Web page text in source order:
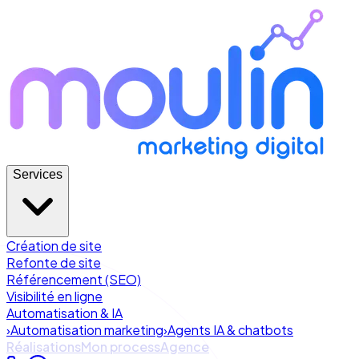
Services
Création de site
Refonte de site
Référencement (SEO)
Visibilité en ligne
Automatisation & IA
›Automatisation marketing›Agents IA & chatbots
RéalisationsMon processAgence